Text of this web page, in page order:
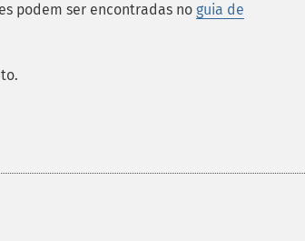
podem ser encontradas no guia de